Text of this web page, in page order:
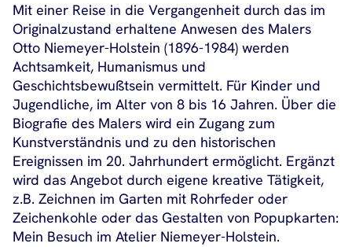
Mit einer Reise in die Vergangenheit durch das im
Originalzustand erhaltene Anwesen des Malers
Otto Niemeyer-Holstein (1896-1984) werden
Achtsamkeit, Humanismus und
Geschichtsbewußtsein vermittelt. Für Kinder und
Jugendliche, im Alter von 8 bis 16 Jahren. Über die
Biografie des Malers wird ein Zugang zum
Kunstverständnis und zu den historischen
Ereignissen im 20. Jahrhundert ermöglicht. Ergänzt
wird das Angebot durch eigene kreative Tätigkeit,
z.B. Zeichnen im Garten mit Rohrfeder oder
Zeichenkohle oder das Gestalten von Popupkarten:
Mein Besuch im Atelier Niemeyer-Holstein.